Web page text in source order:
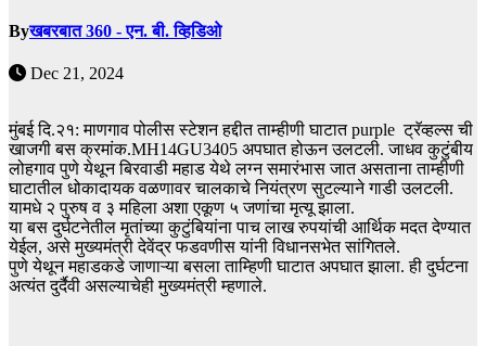
Byखबरबात 360 - एन. बी. व्हिडिओ
Dec 21, 2024
मुंबई दि.२१: माणगाव पोलीस स्टेशन हद्दीत ताम्हीणी घाटात purple ट्रॅव्हल्स ची
खाजगी बस क्रमांक.MH14GU3405 अपघात होऊन उलटली. जाधव कुटुंबीय
लोहगाव पुणे येथून बिरवाडी महाड येथे लग्न समारंभास जात असताना ताम्हीणी
घाटातील धोकादायक वळणावर चालकाचे नियंत्रण सुटल्याने गाडी उलटली.
यामधे २ पुरुष व ३ महिला अशा एकूण ५ जणांचा मृत्यू झाला.
या बस दुर्घटनेतील मृतांच्या कुटुंबियांना पाच लाख रुपयांची आर्थिक मदत देण्यात
येईल, असे मुख्यमंत्री देवेंद्र फडवणीस यांनी विधानसभेत सांगितले.
पुणे येथून महाडकडे जाणाऱ्या बसला ताम्हिणी घाटात अपघात झाला. ही दुर्घटना
अत्यंत दुर्दैवी असल्याचेही मुख्यमंत्री म्हणाले.